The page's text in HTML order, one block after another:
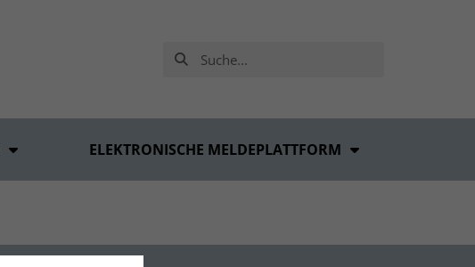
ELEKTRONISCHE MELDEPLATTFORM